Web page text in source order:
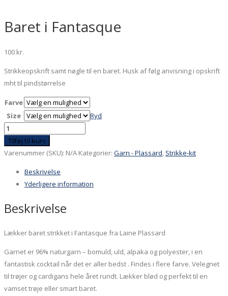
Baret i Fantasque
100 kr.
Strikkeopskrift samt nøgle til en baret. Husk af følg anvisning i opskrift
mht til pindstørrelse
Farve
Size
Ryd
Baret
Fantasque
Tilføj til kurv
Varenummer (SKU): N/A Kategorier: Garn - Plassard Strikke-kit
Beskrivelse
Yderligere information
Beskrivelse
Lækker baret strikket i Fantasque fra Laine Plassard
Garnet er 96% naturgarn – bomuld, uld, alpaka og polyester, i en
fantastisk cocktail når det er aller bedst . Findes i flere farve. Velegnet
til trøjer og cardigans hele året rundt. Lækker blød og perfekt til en
vamset trøje eller smart baret.